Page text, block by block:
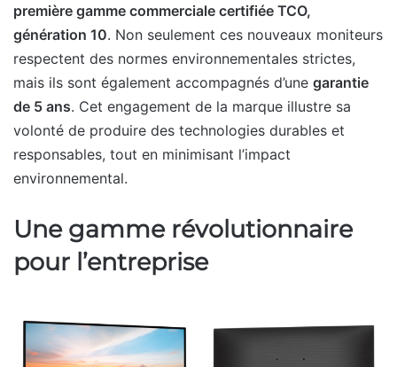
première gamme commerciale certifiée TCO,
génération 10. Non seulement ces nouveaux moniteurs
respectent des normes environnementales strictes,
mais ils sont également accompagnés d’une garantie
de 5 ans. Cet engagement de la marque illustre sa
volonté de produire des technologies durables et
responsables, tout en minimisant l’impact
environnemental.
Une gamme révolutionnaire
pour l’entreprise